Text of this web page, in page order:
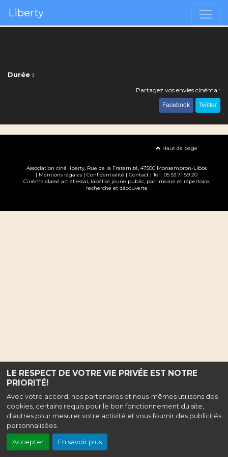
LE RESPECT DE VOTRE VIE PRIVÉE EST NOTRE
PRIORITÉ!
Avec votre accord, nos partenaires et nous-mêmes utilisons des
cookies, certains requis pour le bon fonctionnement du site,
d'autres pour mesurer votre activité et vous fournir des publicités
personnalisées.
Accepter En savoir plus
Liberty
Durée :
Partagez vos envies cinéma :
Facebook Twitter
Haut de page
Association ciné liberty, Rue de la Fraternité, 47500 Monsempron-Libos
| Mentions légales | Confidentialité | Contact | Tel : 05 53 71 59 20
Cinéma classé art et essai, labélisé jeune public, patrimoine et répertoire,
recherche et découverte